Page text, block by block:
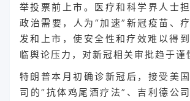
举投票前上市。医疗和科学界人士
政治需要，人为“加速”新冠疫苗、
发和上市，使安全性和疗效难以得
临舆论压力，对新冠相关审批趋于谨
特朗普本月初确诊新冠后，接受美
司的“抗体鸡尾酒疗法”、吉利德公